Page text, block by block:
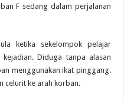
F sedang dalam perjalanan
ketika sekelompok pelajar
Diduga tanpa alasan
menggunakan ikat pinggang.
celurit ke arah korban.